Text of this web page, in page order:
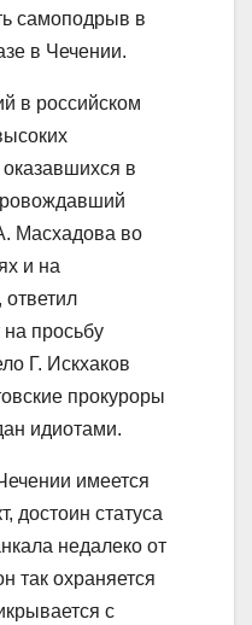
самоподрыв в
в Чечении.
в российском
в
Масхадова во
и на
просьбу
Г. Искхаков
прокуроры
идиотами.
имеется
достоин статуса
недалеко от
так охраняется
с